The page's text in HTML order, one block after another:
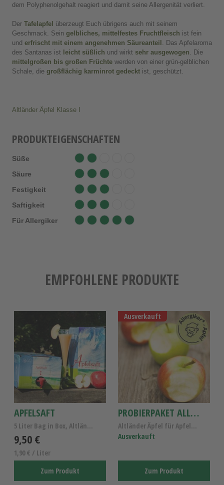
PRODUKTEIGENSCHAFTEN
Süße
Säure
Festigkeit
Saftigkeit
Für Allergiker
dem Polyphenolgehalt reagiert und damit seine Allergenität verliert.
Der Tafelapfel überzeugt Euch übrigens auch mit seinem
Geschmack. Sein gelbliches, mittelfestes Fruchtfleisch ist fein
und erfrischt mit einem angenehmen Säureanteil. Das Apfelaroma
des Santanas ist leicht süßlich und wirkt sehr ausgewogen. Die
mittelgroßen bis großen Früchte werden von einer grün-gelblichen
Schale, die großflächig karminrot gedeckt ist, geschützt.
Altländer Äpfel Klasse I
EMPFOHLENE PRODUKTE
APFELSAFT
5 Liter Bag in Box, Altländer Apfelsaft naturtrüb
9,50 €
1,90 € / Liter
Zum Produkt
Ausverkauft
PROBIERPAKET ALLERGIKER-ÄPFEL 4 SORTEN
Altländer Äpfel für Apfelallergiker, Probierpaket ...
Ausverkauft
Zum Produkt